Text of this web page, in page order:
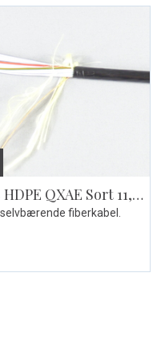
G96-9 ADSS HDPE QXAE Sort 11,8mm
fiberkabel.